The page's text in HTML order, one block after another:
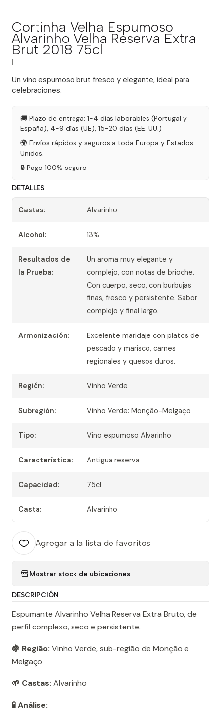
Cortinha Velha Espumoso
Alvarinho Velha Reserva Extra
Brut 2018 75cl
Un vino espumoso brut fresco y elegante, ideal para
celebraciones.
🚚 Plazo de entrega: 1-4 días laborables (Portugal y
España), 4-9 días (UE), 15-20 días (EE. UU.)
🌍 Envíos rápidos y seguros a toda Europa y Estados
Unidos.
🔒 Pago 100% seguro
DETALLES
Castas: Alvarinho
Alcohol: 13%
Resultados de
la Prueba:
Un aroma muy elegante y
complejo, con notas de brioche.
Con cuerpo, seco, con burbujas
finas, fresco y persistente. Sabor
complejo y final largo.
Armonización:
Excelente maridaje con platos de
pescado y marisco, carnes
regionales y quesos duros.
Región: Vinho Verde
Subregión: Vinho Verde: Monção-Melgaço
Tipo: Vino espumoso Alvarinho
Característica: Antigua reserva
Capacidad: 75cl
Casta: Alvarinho
Agregar a la lista de favoritos
Mostrar stock de ubicaciones
DESCRIPCIÓN
Espumante Alvarinho Velha Reserva Extra Bruto, de
perfil complexo, seco e persistente.
🍇 Região: Vinho Verde, sub-região de Monção e
Melgaço
🌱 Castas: Alvarinho
🧪 Análise: